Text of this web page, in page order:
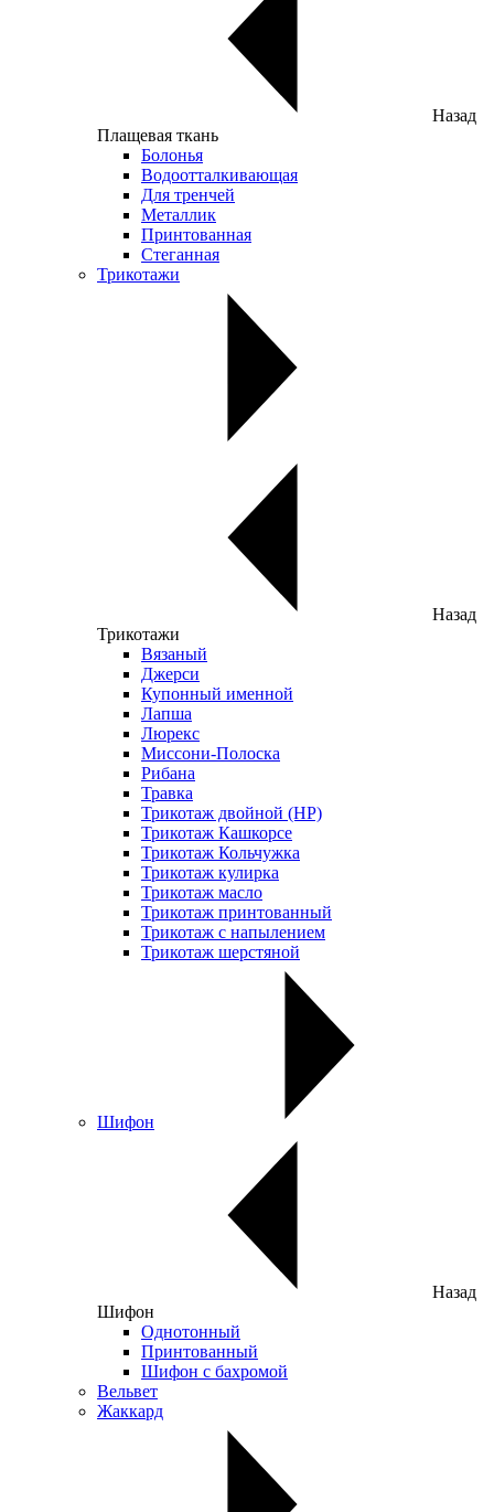
Назад
Плащевая ткань
Болонья
Водоотталкивающая
Для тренчей
Металлик
Принтованная
Стеганная
Трикотажи
Назад
Трикотажи
Вязаный
Джерси
Купонный именной
Лапша
Люрекс
Миссони-Полоска
Рибана
Травка
Трикотаж двойной (НР)
Трикотаж Кашкорсе
Трикотаж Кольчужка
Трикотаж кулирка
Трикотаж масло
Трикотаж принтованный
Трикотаж с напылением
Трикотаж шерстяной
Шифон
Назад
Шифон
Однотонный
Принтованный
Шифон с бахромой
Вельвет
Жаккард